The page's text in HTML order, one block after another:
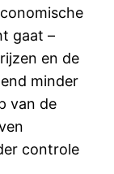
gaat –
en de
minder
van de
controle